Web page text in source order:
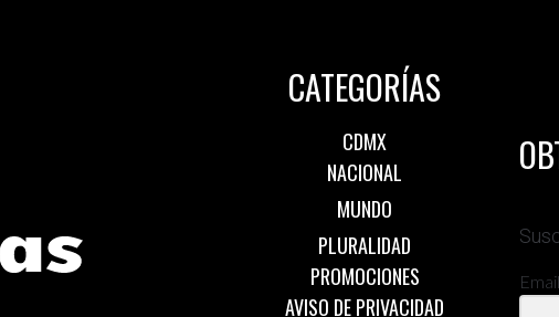
CATEGORÍAS
CDMX
NACIONAL
MUNDO
PLURALIDAD
PROMOCIONES
AVISO DE PRIVACIDAD